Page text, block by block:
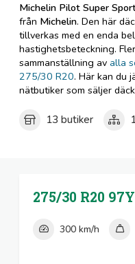
Michelin Pilot Super
från Michelin. Den här
tillverkas med en enda
hastighetsbeteckning.
sammanställning avalla
275/30 R20. Här kan du
nätbutiker som säljer
13 butiker
275/30 R20 97Y
300 km/h